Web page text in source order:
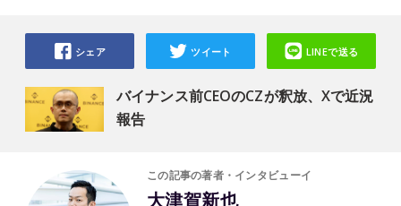
バイナンス前CEOのCZが釈放、Xで近況
報告
シェア ツイート LINEで送る
この記事の著者・インタビューイ
大津賀新也